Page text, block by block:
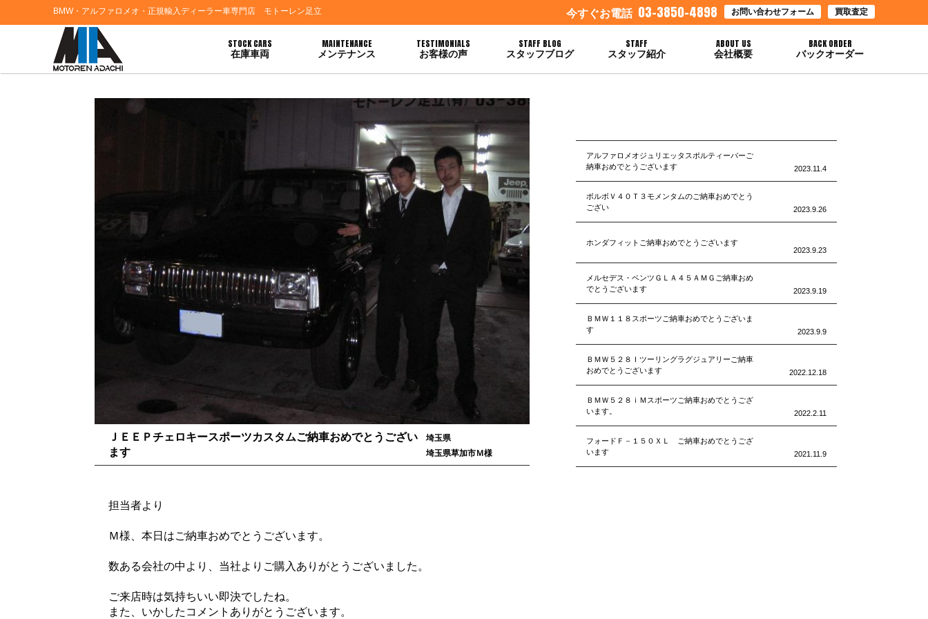
BMW・アルファロメオ・正規輸入ディーラー車専門店 モトーレン足立 今すぐお電話 03-3850-4898 お問い合わせフォーム 買取査定
STOCK CARS
在庫車両
MAINTENANCE
メンテナンス
TESTIMONIALS
お客様の声
STAFF BLOG
スタッフブログ
STAFF
スタッフ紹介
ABOUT US
会社概要
BACK ORDER
バックオーダー
HOME>お客様の声> ＪＥＥＰチェロキースポーツカスタムご納車おめでとうございます
ＪＥＥＰチェロキースポーツカスタムご納車おめでとうござい
ます
埼玉県
埼玉県草加市Ｍ様
担当者より
Ｍ様、本日はご納車おめでとうございます。
数ある会社の中より、当社よりご購入ありがとうございました。
ご来店時は気持ちいい即決でしたね。
また、いかしたコメントありがとうございます。
アルファロメオジュリエッタスポルティーバーご
納車おめでとうございます
2023.11.4
ボルボＶ４０Ｔ３モメンタムのご納車おめでとう
ござい
2023.9.26
ホンダフィットご納車おめでとうございます
2023.9.23
メルセデス・ベンツＧＬＡ４５ＡＭＧご納車おめ
でとうございます
2023.9.19
ＢＭＷ１１８スポーツご納車おめでとうございま
す
2023.9.9
ＢＭＷ５２８Ｉツーリングラグジュアリーご納車
おめでとうございます
2022.12.18
ＢＭＷ５２８ｉＭスポーツご納車おめでとうござ
います。
2022.2.11
フォードＦ－１５０ＸＬ ご納車おめでとうござ
います
2021.11.9